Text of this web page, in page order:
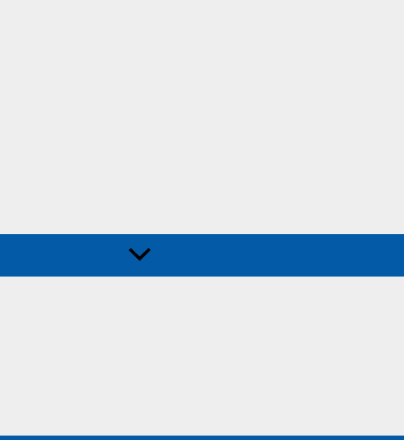
Alternar